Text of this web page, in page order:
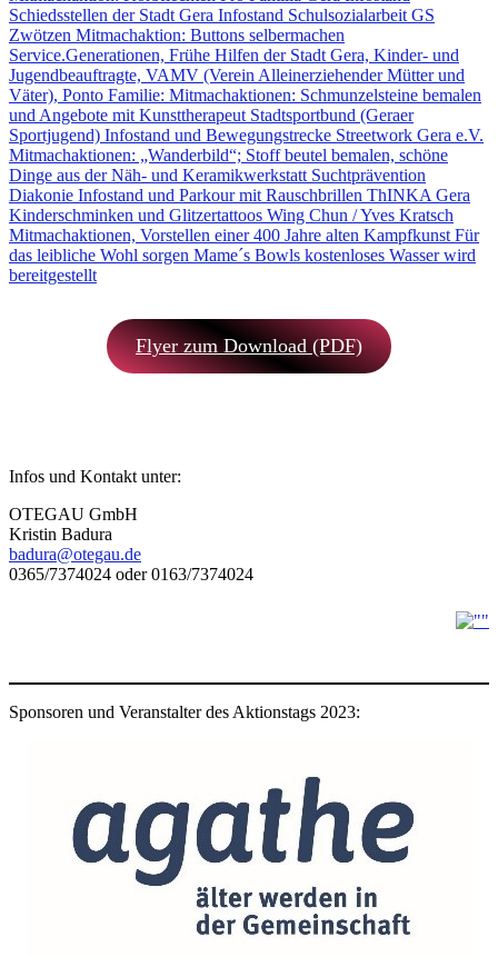
Flyer zum Download (PDF)
Infos und Kontakt unter:
OTEGAU GmbH
Kristin Badura
badura@otegau.de
0365/7374024 oder 0163/7374024
Sponsoren und Veranstalter des Aktionstags 2023: